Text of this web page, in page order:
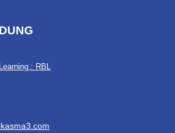
: RBL